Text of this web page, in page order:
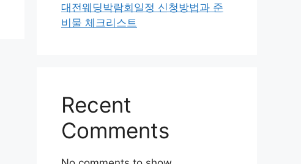
대전웨딩박람회일정 신청방법과 준
비물 체크리스트
Recent
Comments